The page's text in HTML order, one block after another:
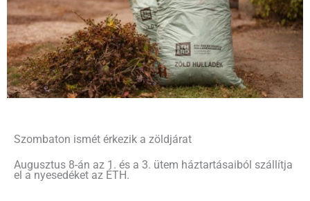
Szombaton ismét érkezik a zöldjárat
Augusztus 8-án az 1. és a 3. ütem háztartásaiból szállítja
el a nyesedéket az ÉTH.